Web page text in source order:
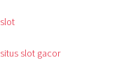
slot
situs slot gacor